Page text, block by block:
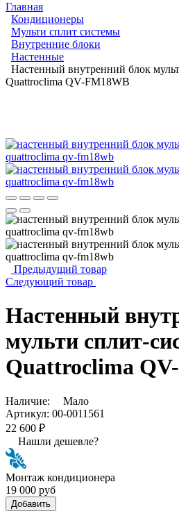
Главная
Кондиционеры
Мульти сплит системы
Внутренние блоки
Настенные
Настенный внутренний блок
Quattroclima QV-FM18WB
Предыдущий товар
Следующий товар
Настенный
мульти сплит-
Quattroclima
Наличие:
Мало
Артикул: 00-0011561
22 600 ₽
Нашли дешевле?
Монтаж кондиционера
19 000 руб
Добавить